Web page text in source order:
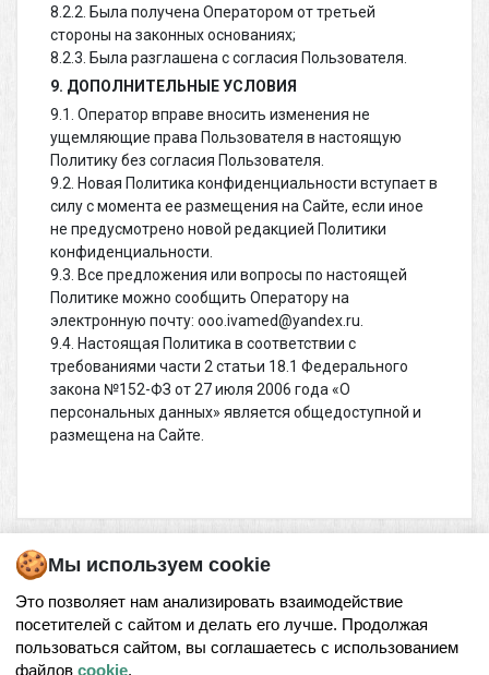
8.2.2. Была получена Оператором от третьей
стороны на законных основаниях;
8.2.3. Была разглашена с согласия Пользователя.
9. ДОПОЛНИТЕЛЬНЫЕ УСЛОВИЯ
9.1. Оператор вправе вносить изменения не
ущемляющие права Пользователя в настоящую
Политику без согласия Пользователя.
9.2. Новая Политика конфиденциальности вступает в
силу с момента ее размещения на Сайте, если иное
не предусмотрено новой редакцией Политики
конфиденциальности.
9.3. Все предложения или вопросы по настоящей
Политике можно сообщить Оператору на
электронную почту: ooo.ivamed@yandex.ru.
9.4. Настоящая Политика в соответствии с
требованиями части 2 статьи 18.1 Федерального
закона №152-ФЗ от 27 июля 2006 года «О
персональных данных» является общедоступной и
размещена на Сайте.
© 2026,МЕДИЦИНСКИЙ ЦЕНТР ООО «ИВАМЕД» В РОСТОВЕ-НА-ДОНУ
Мы используем cookie
Это позволяет нам анализировать взаимодействие
посетителей с сайтом и делать его лучше. Продолжая
пользоваться сайтом, вы соглашаетесь с использованием
файлов cookie.